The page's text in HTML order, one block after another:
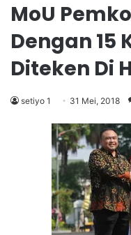
MoU
Dengan
Diteken Di
setiyo 1 31 Mei, 2018